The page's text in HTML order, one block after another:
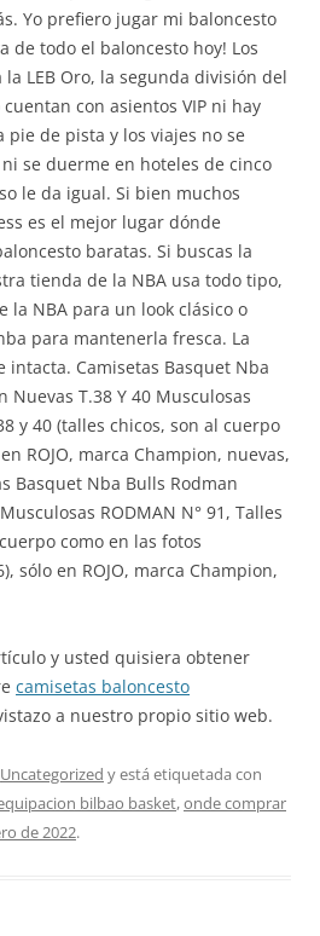
Yo prefiero jugar mi baloncesto
de todo el baloncesto hoy! Los
LEB Oro, la segunda división del
con asientos VIP ni hay
pie de pista y los viajes no se
se duerme en hoteles de cinco
le da igual. Si bien muchos
es el mejor lugar dónde
baratas. Si buscas la
tienda de la NBA usa todo tipo,
la NBA para un look clásico o
para mantenerla fresca. La
intacta. Camisetas Basquet Nba
Nuevas T.38 Y 40 Musculosas
y 40 (talles chicos, son al cuerpo
ROJO, marca Champion, nuevas,
Basquet Nba Bulls Rodman
RODMAN N° 91, Talles
como en las fotos
sólo en ROJO, marca Champion,
y usted quisiera obtener
camisetas baloncesto
a nuestro propio sitio web.
Uncategorized y está etiquetada con
bilbao basket,onde comprar
de 2022.